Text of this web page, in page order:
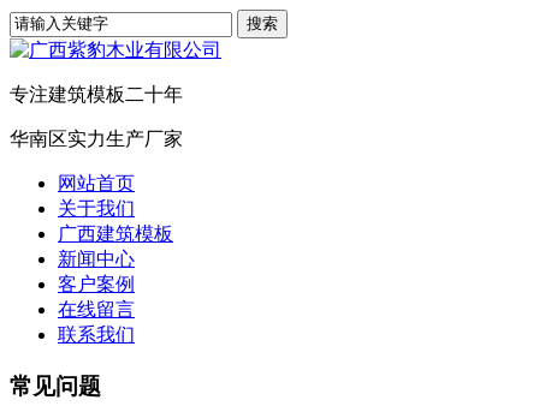
专注建筑模板二十年
华南区实力生产厂家
网站首页
关于我们
广西建筑模板
新闻中心
客户案例
在线留言
联系我们
常见问题